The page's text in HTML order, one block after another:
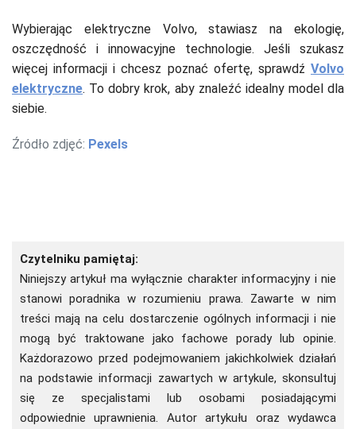
Wybierając elektryczne Volvo, stawiasz na ekologię,
oszczędność i innowacyjne technologie. Jeśli szukasz
więcej informacji i chcesz poznać ofertę, sprawdź Volvo
elektryczne. To dobry krok, aby znaleźć idealny model dla
siebie.
Źródło zdjęć: Pexels
Czytelniku pamiętaj:
Niniejszy artykuł ma wyłącznie charakter informacyjny i nie
stanowi poradnika w rozumieniu prawa. Zawarte w nim
treści mają na celu dostarczenie ogólnych informacji i nie
mogą być traktowane jako fachowe porady lub opinie.
Każdorazowo przed podejmowaniem jakichkolwiek działań
na podstawie informacji zawartych w artykule, skonsultuj
się ze specjalistami lub osobami posiadającymi
odpowiednie uprawnienia. Autor artykułu oraz wydawca